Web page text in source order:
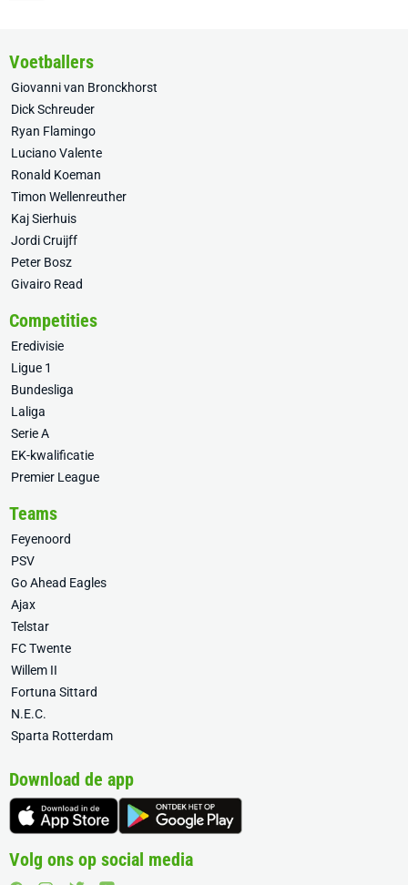
Voetballers
Giovanni van Bronckhorst
Dick Schreuder
Ryan Flamingo
Luciano Valente
Ronald Koeman
Timon Wellenreuther
Kaj Sierhuis
Jordi Cruijff
Peter Bosz
Givairo Read
Competities
Eredivisie
Ligue 1
Bundesliga
Laliga
Serie A
EK-kwalificatie
Premier League
Teams
Feyenoord
PSV
Go Ahead Eagles
Ajax
Telstar
FC Twente
Willem II
Fortuna Sittard
N.E.C.
Sparta Rotterdam
Download de app
Volg ons op social media